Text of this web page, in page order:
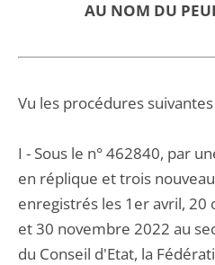
AU NOM DU
Vu les procédures suivantes
I - Sous le n° 462840, par
en réplique et trois
enregistrés les 1er avril, 20
et 30 novembre 2022 au
du Conseil d'Etat, la